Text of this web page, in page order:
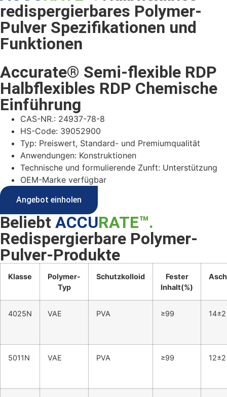
redispergierbares Polymer-
Pulver Spezifikationen und
Funktionen
Accurate® Semi-flexible RDP
Halbflexibles RDP Chemische
Einführung
CAS-NR.: 24937-78-8
HS-Code: 39052900
Typ: Preiswert, Standard- und Premiumqualität
Anwendungen: Konstruktionen
Technische und formulierende Zunft: Unterstützung
OEM-Marke verfügbar
Angebot einholen
Beliebt ACCURATE™.
Redispergierbare Polymer-
Pulver-Produkte
Klasse
Polymer-
Typ
Schutzkolloid
Fester
Inhalt(%)
4025N VAE PVA ≥99 14±2
5011N VAE PVA ≥99 12±2